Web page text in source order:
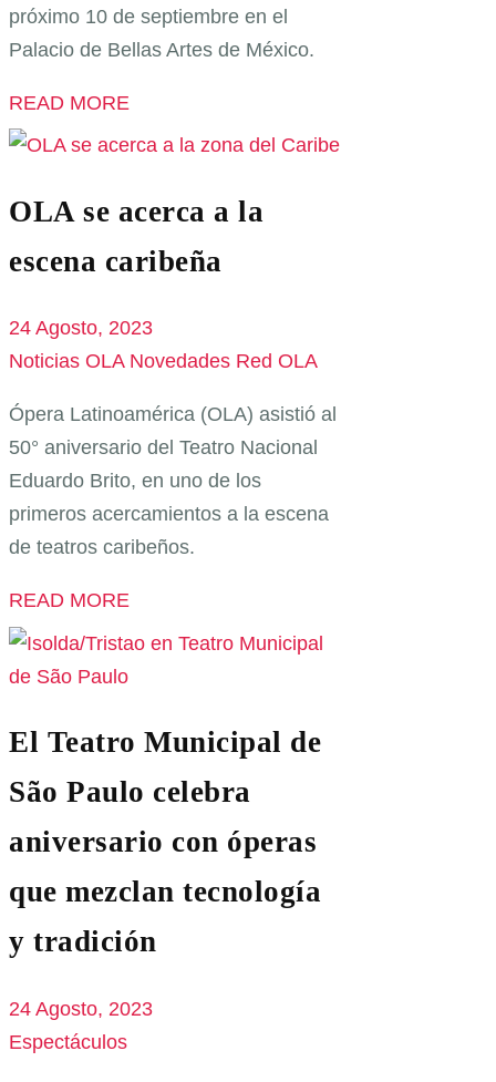
próximo 10 de septiembre en el
Palacio de Bellas Artes de México.
READ MORE
OLA se acerca a la
escena caribeña
24 Agosto, 2023
Noticias OLA Novedades Red OLA
Ópera Latinoamérica (OLA) asistió al
50° aniversario del Teatro Nacional
Eduardo Brito, en uno de los
primeros acercamientos a la escena
de teatros caribeños.
READ MORE
El Teatro Municipal de
São Paulo celebra
aniversario con óperas
que mezclan tecnología
y tradición
24 Agosto, 2023
Espectáculos